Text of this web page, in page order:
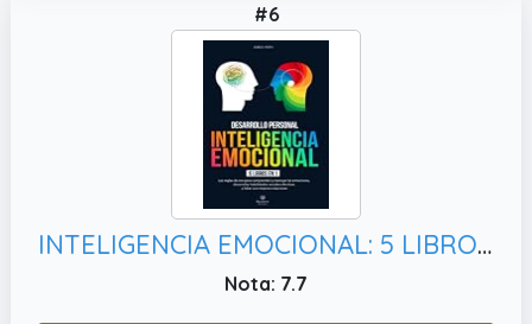
#6
INTELIGENCIA EMOCIONAL: 5 LIBROS EN 1: La Guía Definitiva para Comprender y Manejar las Emociones, Desarrollar Habilidades Sociales Efectivas y Lidiar ... de Oro Para Tu Desarrollo y Éxito Personal)
Nota: 7.7